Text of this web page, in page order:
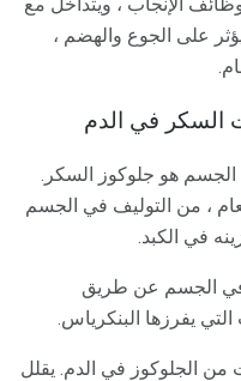
على الجوع والهضم ،
السكر في الدم
هو جلوكوز السكر.
، من التوليف في الجسم
في الكبد.
في الجسم عن طريق
يفرزها البنكرياس.
من الجلوكوز في الدم. يقلل